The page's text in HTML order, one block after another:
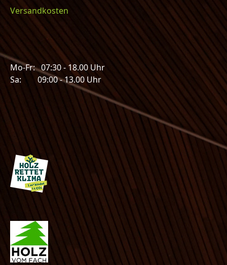
Versandkosten
Mo-Fr: 07:30 - 18.00 Uhr
Sa: 09:00 - 13.00 Uhr